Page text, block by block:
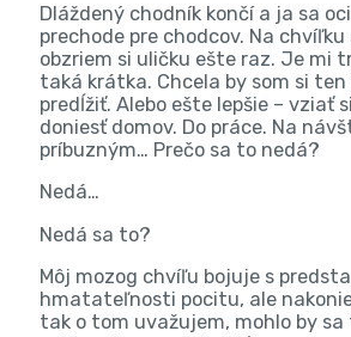
Dláždený chodník končí a ja sa
prechode pre chodcov. Na
obzriem si uličku ešte raz. Je mi
taká krátka. Chcela by som si
predĺžiť. Alebo ešte lepšie – vziať
doniesť domov. Do práce. Na
príbuzným… Prečo sa to nedá?
Nedá…
Nedá sa to?
Môj mozog chvíľu bojuje s
hmatateľnosti pocitu, ale
tak o tom uvažujem, mohlo by sa